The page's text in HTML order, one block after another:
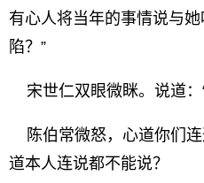
有心人将当年的事情说与
陷？”
宋世仁双眼微眯。说道：
陈伯常微怒，心道你们
道本人连说都不能说？